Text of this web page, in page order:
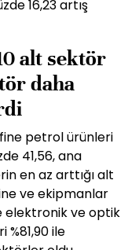
16,23 artış
alt sektör
daha
petrol ürünleri
41,56, ana
en az arttığı alt
ve ekipmanlar
elektronik ve optik
ile